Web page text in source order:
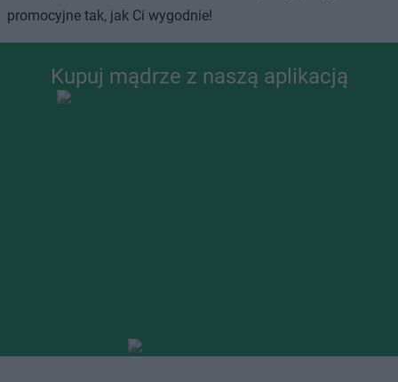
promocyjne tak, jak Ci wygodnie!
Kupuj mądrze z naszą aplikacją